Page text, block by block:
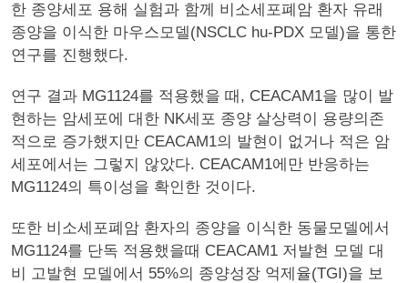
한 종양세포 용해 실험과 함께 비소세포폐암 환자 유래
종양을 이식한 마우스모델(NSCLC hu-PDX 모델)을 통한
연구를 진행했다.
연구 결과 MG1124를 적용했을 때, CEACAM1을 많이 발
현하는 암세포에 대한 NK세포 종양 살상력이 용량의존
적으로 증가했지만 CEACAM1의 발현이 없거나 적은 암
세포에서는 그렇지 않았다. CEACAM1에만 반응하는
MG1124의 특이성을 확인한 것이다.
또한 비소세포폐암 환자의 종양을 이식한 동물모델에서
MG1124를 단독 적용했을때 CEACAM1 저발현 모델 대
비 고발현 모델에서 55%의 종양성장 억제율(TGI)을 보